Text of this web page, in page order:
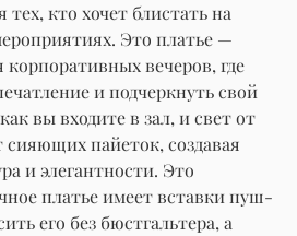
тех, кто хочет блистать на
Это платье —
вечеров, где
и подчеркнуть свой
вы входите в зал, и свет от
пайеток, создавая
и элегантности. Это
платье имеет вставки пуш-
его без бюстгальтера, а